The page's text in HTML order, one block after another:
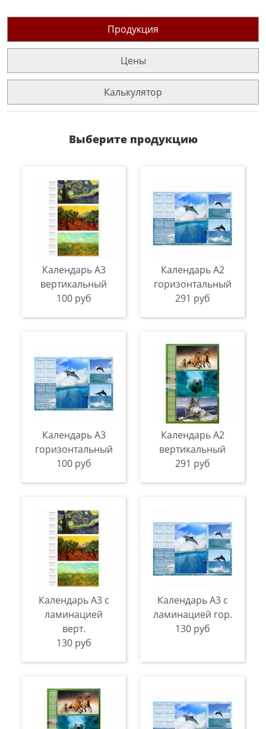
Продукция
Цены
Калькулятор
Выберите продукцию
Календарь А3
вертикальный
100 руб
Календарь A2
горизонтальный
291 руб
Календарь A3
горизонтальный
100 руб
Календарь A2
вертикальный
291 руб
Календарь А3 с
ламинацией
верт.
130 руб
Календарь А3 с
ламинацией гор.
130 руб